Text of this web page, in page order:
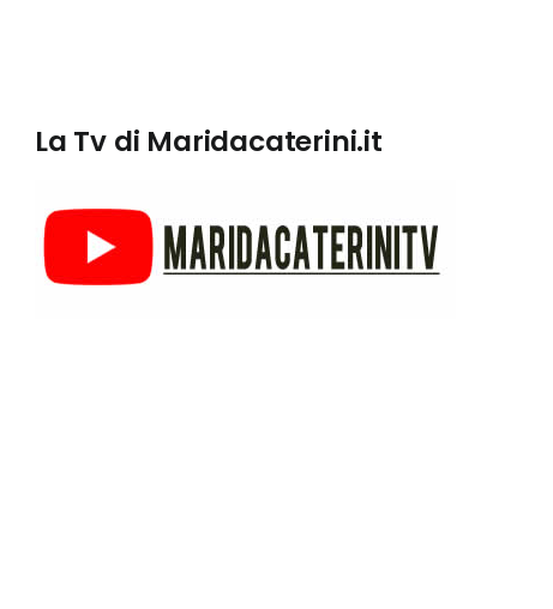
La Tv di Maridacaterini.it